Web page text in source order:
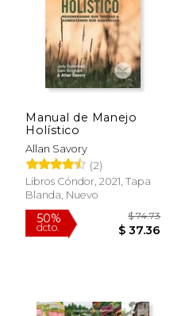
40%
dcto. $ 41.86
Manual de Manejo
Holístico
Allan Savory
(2)
Libros Cóndor, 2021, Tapa
Blanda, Nuevo